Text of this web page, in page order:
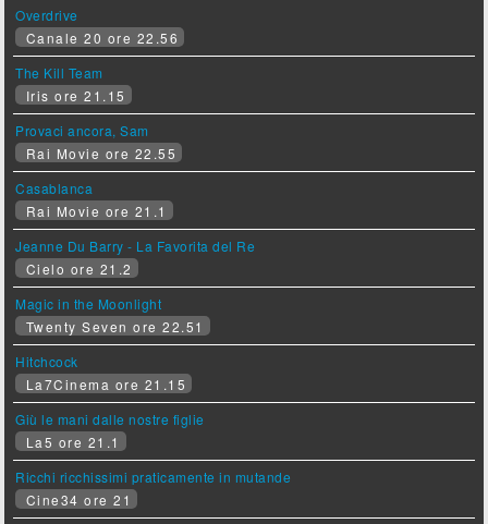
Overdrive
Canale 20 ore 22.56
The Kill Team
Iris ore 21.15
Provaci ancora, Sam
Rai Movie ore 22.55
Casablanca
Rai Movie ore 21.1
Jeanne Du Barry - La Favorita del Re
Cielo ore 21.2
Magic in the Moonlight
Twenty Seven ore 22.51
Hitchcock
La7Cinema ore 21.15
Giù le mani dalle nostre figlie
La5 ore 21.1
Ricchi ricchissimi praticamente in mutande
Cine34 ore 21